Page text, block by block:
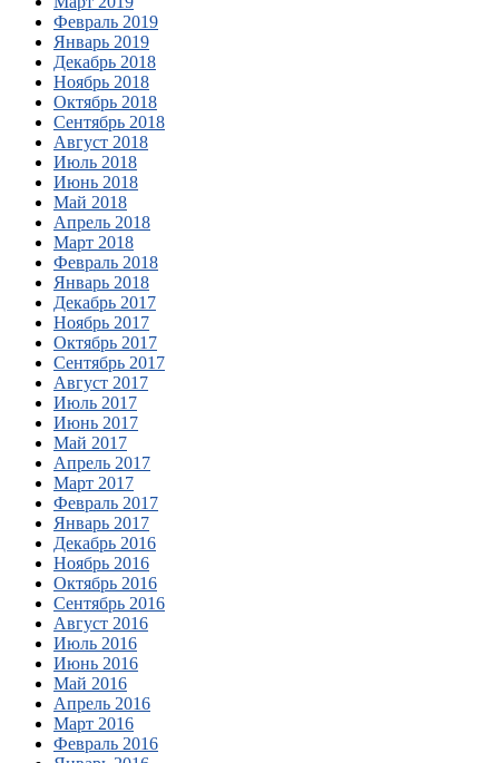
Февраль 2019
Январь 2019
Декабрь 2018
Ноябрь 2018
Октябрь 2018
Сентябрь 2018
Август 2018
Июль 2018
Июнь 2018
Май 2018
Апрель 2018
Март 2018
Февраль 2018
Январь 2018
Декабрь 2017
Ноябрь 2017
Октябрь 2017
Сентябрь 2017
Август 2017
Июль 2017
Июнь 2017
Май 2017
Апрель 2017
Март 2017
Февраль 2017
Январь 2017
Декабрь 2016
Ноябрь 2016
Октябрь 2016
Сентябрь 2016
Август 2016
Июль 2016
Июнь 2016
Май 2016
Апрель 2016
Март 2016
Февраль 2016